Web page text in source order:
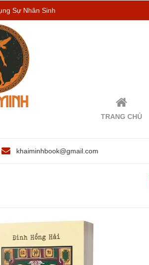
Sự Nhân Sinh
TRANG CHỦ
khaiminhbook@gmail.com